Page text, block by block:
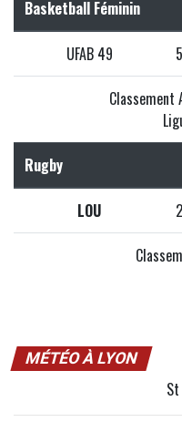
Basketball Féminin
UFAB 49
Classement
Rugby
LOU
MÉTÉO À LYON